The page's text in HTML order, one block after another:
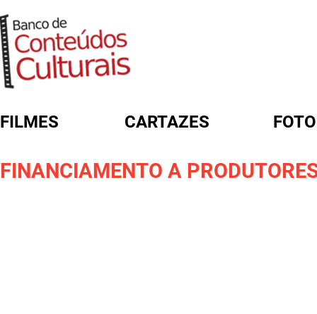
FILMES CARTAZES
FINANCIAMENTO A
FORMULÁRIO DE BUSCA